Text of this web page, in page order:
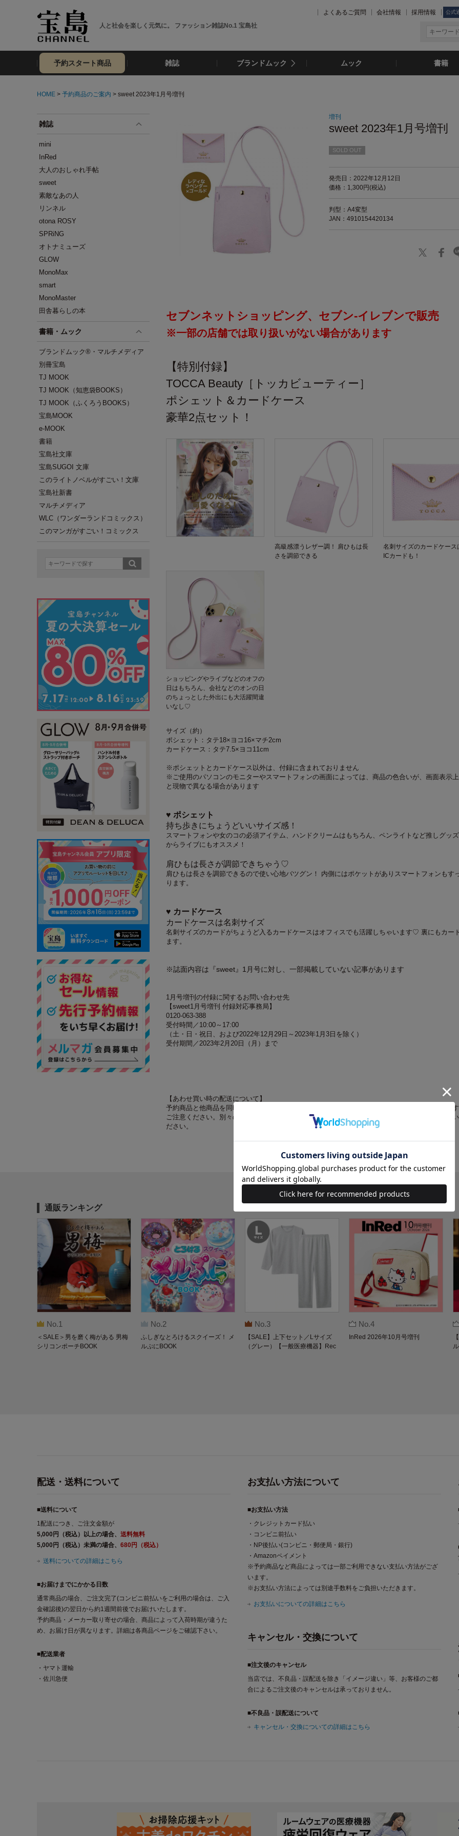
人と社会を楽しく元気に。 ファッション雑誌No.1 宝島社
よくあるご質問 会社情報 採用情報 公式
予約スタート商品 雑誌 ブランドムック ムック 書籍
HOME > 予約商品のご案内 > sweet 2023年1月号増刊
雑誌
mini
InRed
大人のおしゃれ手帖
sweet
素敵なあの人
リンネル
otona ROSY
SPRiNG
オトナミューズ
GLOW
MonoMax
smart
MonoMaster
田舎暮らしの本
書籍・ムック
ブランドムック®・マルチメディア
別冊宝島
TJ MOOK
TJ MOOK（知恵袋BOOKS）
TJ MOOK（ふくろうBOOKS）
宝島MOOK
e-MOOK
書籍
宝島社文庫
宝島SUGOI 文庫
このライトノベルがすごい！文庫
宝島社新書
マルチメディア
WLC（ワンダーランドコミックス）
このマンガがすごい！コミックス
増刊
sweet 2023年1月号増刊
SOLD OUT
発売日：2022年12月12日
価格：1,300円(税込)
判型：A4変型
JAN：4910154420134
セブンネットショッピング、セブン‐イレブンで販売
※一部の店舗では取り扱いがない場合があります
【特別付録】
TOCCA Beauty［トッカビューティー］
ポシェット＆カードケース
豪華2点セット！
高級感漂うレザー調！ 肩ひもは長
さを調節できる
名刺サイズのカードケース
ICカードも！
ショッピングやライブなどのオフの
日はもちろん、会社などのオンの日
のちょっとした外出にも大活躍間違
いなし♡
サイズ（約）
ポシェット：タテ18×ヨコ16×マチ2cm
カードケース：タテ7.5×ヨコ11cm
※ポシェットとカードケース以外は、付録に含まれておりません
※ご使用のパソコンのモニターやスマートフォンの画面によっては、商品の色合いが、画面表示
と現物で異なる場合があります
♥ ポシェット
持ち歩きにちょうどいいサイズ感！
スマートフォンや女のコの必須アイテム、ハンドクリームはもちろん、ペンライトなど推しグッ
からライブにもオススメ！
肩ひもは長さが調節できちゃう♡
肩ひもは長さを調節できるので使い心地バツグン！ 内側にはポケットがありスマートフォンもす
ります。
♥ カードケース
カードケースは名刺サイズ
名刺サイズのカードがちょうど入るカードケースはオフィスでも活躍しちゃいます♡ 裏にもカー
ます。
※誌面内容は『sweet』1月号に対し、一部掲載していない記事があります
1月号増刊の付録に関するお問い合わせ先
【sweet1月号増刊 付録対応事務局】
0120-063-388
受付時間／10:00～17:00
（土・日・祝日、および2022年12月29日～2023年1月3日を除く）
受付期間／2023年2月20日（月）まで
【あわせ買い時の配送について】
予約商品と他商品を同時にお求めの場合、最も発売日の遅い商品に合わせての一括配送となります
ご注意ください。別々の配送をご希望の場合は、お手数をおかけしますが、それぞれ個別にお買い
ださい。
通販ランキング
No.1
＜SALE＞男を磨く梅がある 男梅
シリコンポーチBOOK
No.2
ふしぎなとろけるスクイーズ！ メ
ルぷにBOOK
No.3
【SALE】上下セット／Lサイズ
（グレー）【一般医療機器】Rec
No.4
InRed 2026年10月号増刊
配送・送料について
■送料について
1配送につき、ご注文金額が
5,000円（税込）以上の場合、 送料無料
5,000円（税込）未満の場合、 680円（税込）
送料についての詳細はこちら
■お届けまでにかかる日数
通常商品の場合、ご注文完了(コンビニ前払いをご利用の場合は、ご入
金確認後)の翌日から約1週間前後でお届けいたします。
予約商品・メーカー取り寄せの場合、商品によって入荷時期が違うた
め、お届け日が異なります。詳細は各商品ページをご確認下さい。
■配送業者
・ヤマト運輸
・佐川急便
お支払い方法について
■お支払い方法
・クレジットカード払い
・コンビニ前払い
・NP後払い(コンビニ・郵便局・銀行)
・Amazonペイメント
※予約商品など商品によっては一部ご利用できない支払い方法がござ
います。
※お支払い方法によっては別途手数料をご負担いただきます。
お支払いについての詳細はこちら
キャンセル・交換について
■注文後のキャンセル
当店では、不良品・誤配送を除き「イメージ違い」等、お客様のご都
合によるご注文後のキャンセルは承っておりません。
■不良品・誤配送について
キャンセル・交換についての詳細はこちら